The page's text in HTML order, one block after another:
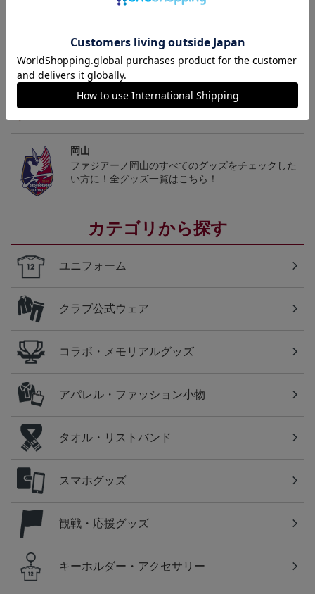
トピックス
岡山
こだわりのデザインに注目！タオルマフラーは応援
岡山
ファジアーノ岡山のすべてのグッズをチェックした
い方に！全グッズ一覧はこちら！
カテゴリから探す
ユニフォーム
クラブ公式ウェア
コラボ・メモリアルグッズ
アパレル・ファッション小物
タオル・リストバンド
スマホグッズ
観戦・応援グッズ
キーホルダー・アクセサリー